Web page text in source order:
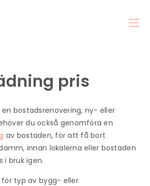
pris
bostadsrenovering, ny- eller
du också genomföra en
av bostaden, för att få bort
innan lokalerna eller bostaden
i bruk igen.
för typ av bygg- eller